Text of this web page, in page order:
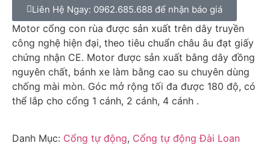
Liên Hệ Ngay: 0962.685.688 để nhận báo giá
Motor cổng con rùa được sản xuất trên dây truyền
công nghệ hiện đại, theo tiêu chuẩn châu âu đạt giấy
chứng nhận CE. Motor được sản xuất bằng dây đồng
nguyên chất, bánh xe làm bằng cao su chuyên dùng
chống mài mòn. Góc mở rộng tối đa được 180 độ, có
thể lắp cho cổng 1 cánh, 2 cánh, 4 cánh .
Danh Mục: Cổng tự động, Cổng tự động Đài Loan